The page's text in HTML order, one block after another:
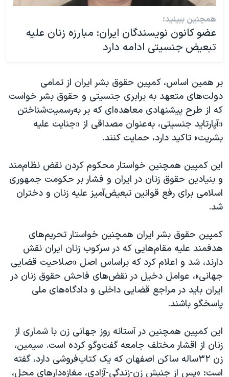
همچنین ببینید:
عضو کانون نویسندگان ایران: مبارزه زنان علیه
تبعیض جنسیتی ادامه دارد
بر همین اساس، کمپین حقوق بشر ایران از تمامی
دولت‌های متعهد به برابری جنسیتی و حقوق بشر خواست
که از طرح پیشنهادی معاهده‌ای که بر به‌رسمیت‌شناختن
«آپارتاید جنسیتی، به‌عنوان مصداقی از «جنایت علیه
بشریت» تاکید دارد، حمایت کنند.
این کمپین همچنین خواستار محکوم کردن نقض نظام‌مند
و بنیادین حقوق زنان در ایران و فشار بر حکومت جمهوری
اسلامی برای رفع قوانین تبعیض‌آمیز علیه زنان و دختران
شد.
کمپین حقوق بشر ایران همچنین خواستار تحریم‌های
هدفمند علیه مقام‌هایی که در سرکوب زنان ایران نقش
دارند، شد و اعلام کرد که براساس اصل «صلاحیت قضایی
جهانی»، عوامل دخیل در نقض‌های فاحش حقوق زنان در
ایران باید در مراجع قضایی داخلی و دادگاه‌های ملی
پاسخگو باشند.
این کمپین همچنین در آستانه روز جهانی زن با شماری از
زنان از اقشار مختلف جامعه گفت‌وگو کرده است. سیمین،
زن ۳۲ساله ساکن اصفهان که یک کتاب‌فروشی دارد، گفته
است: «پس از جنبش زن-زندگی-آزادی، مغازه‌دارهای محل،